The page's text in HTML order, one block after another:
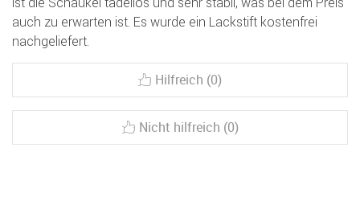
auch zu erwarten ist. Es wurde ein Lackstift kostenfrei
nachgeliefert.
Hilfreich (0)
Nicht hilfreich (0)